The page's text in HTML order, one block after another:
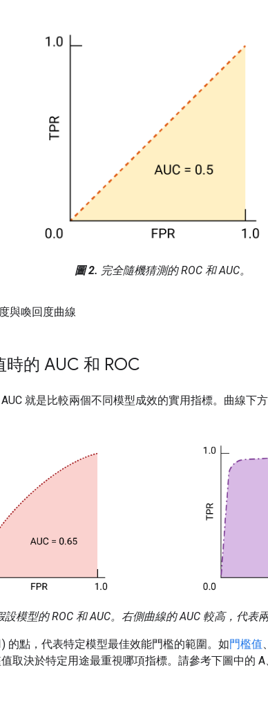
圖 2. 完全隨機猜測的 ROC 和 AUC。
與喚回度曲線
的 AUC 和 ROC
就是比較兩個不同模型成效的實用指標。曲線下
設模型的 ROC 和 AUC。右側曲線的 AUC 較高，代表
的點，代表特定模型最佳效能門檻的範圍。如門檻值
取決於特定用途最重視哪項指標。請參考下圖中的